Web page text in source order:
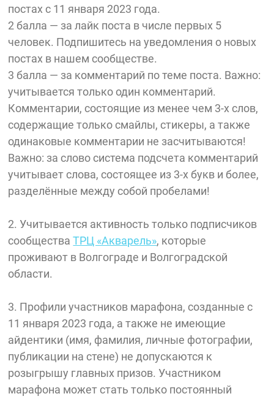
постах с 11 января 2023 года.
2 балла — за лайк поста в числе первых 5
человек. Подпишитесь на уведомления о новых
постах в нашем сообществе.
3 балла — за комментарий по теме поста. Важно:
учитывается только один комментарий.
Комментарии, состоящие из менее чем 3-х слов,
содержащие только смайлы, стикеры, а также
одинаковые комментарии не засчитываются!
Важно: за слово система подсчета комментарий
учитывает слова, состоящее из 3-х букв и более,
разделённые между собой пробелами!
2. Учитывается активность только подписчиков
сообществаТРЦ «Акварель», которые
проживают в Волгограде и Волгоградской
области.
3. Профили участников марафона, созданные с
11 января 2023 года, а также не имеющие
айдентики (имя, фамилия, личные фотографии,
публикации на стене) не допускаются к
розыгрышу главных призов. Участником
марафона может стать только постоянный